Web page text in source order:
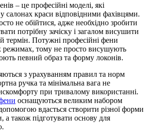
– це професійні моделі, які
салонах краси відповідними фахівцями.
не обійтися, адже необхідно зробити
потрібну зачіску і загалом висушити
термін. Потужні професійні фени
режимах, тому не просто висушують
певний образ та форму локонів.
з урахуванням правил та норм
ручка та мінімальна вага не
при тривалому використанні.
оснащуються великим набором
вдасться створити різної форми
також підготувати основу для